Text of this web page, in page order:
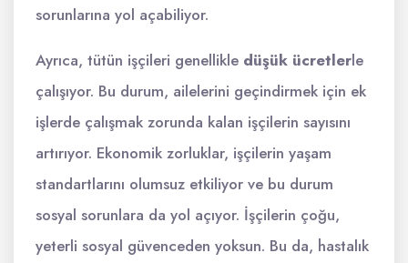
sorunlarına yol açabiliyor.
Ayrıca, tütün işçileri genellikle düşük ücretlerle
çalışıyor. Bu durum, ailelerini geçindirmek için ek
işlerde çalışmak zorunda kalan işçilerin sayısını
artırıyor. Ekonomik zorluklar, işçilerin yaşam
standartlarını olumsuz etkiliyor ve bu durum
sosyal sorunlara da yol açıyor. İşçilerin çoğu,
yeterli sosyal güvenceden yoksun. Bu da, hastalık